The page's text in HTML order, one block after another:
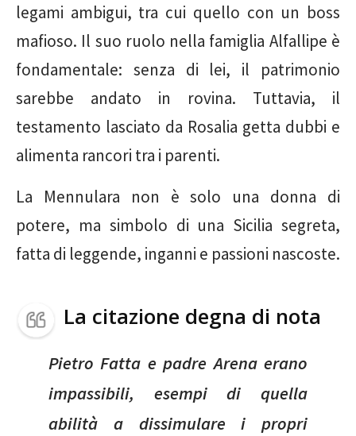
legami ambigui, tra cui quello con un boss
mafioso. Il suo ruolo nella famiglia Alfallipe è
fondamentale: senza di lei, il patrimonio
sarebbe andato in rovina. Tuttavia, il
testamento lasciato da Rosalia getta dubbi e
alimenta rancori tra i parenti.
La Mennulara non è solo una donna di
potere, ma simbolo di una Sicilia segreta,
fatta di leggende, inganni e passioni nascoste.
La citazione degna di nota
Pietro Fatta e padre Arena erano
impassibili, esempi di quella
abilità a dissimulare i propri